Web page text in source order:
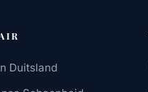
Duitsland